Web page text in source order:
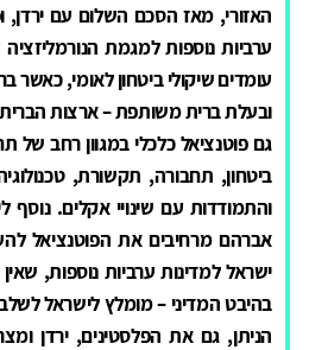
האזורי, מאז הסכם השלום עם
ערביות נוספות למגמת
עומדים שיקולי ביטחון לאומי,
ובעלת ברית משותפת – ארצות
גם פוטנציאל כלכלי במגוון רחב של
ביטחון, תחבורה, תקשורת,
והתמודדות עם שינויי אקלים. נוסף
אברהם מרחיבים את הפוטנציאל
ישראל למדינות ערביות נוספות,
בהיבט המדיני – מומלץ לישראל
הניתן, גם את הפלסטינים, ירדן